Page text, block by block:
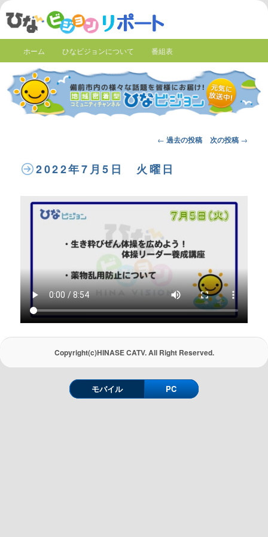
ホーム ひなビジョンについて 番組表
Post
← 過去の投稿 次の投稿 →
2022年7月5日 火曜日
Copyright(c)HINASE CATV. All Right Reserved.
モバイル PC